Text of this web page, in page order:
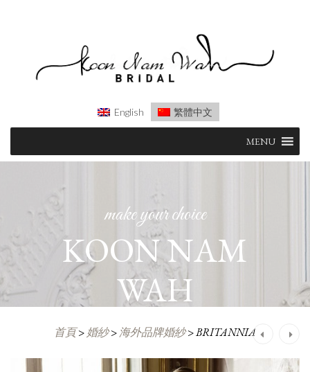
English 繁體中文
content
MENU
make your choice
KOON NAM
WAH
首頁> 婚紗>海外品牌婚紗>BRITANNIA
Post
navigation